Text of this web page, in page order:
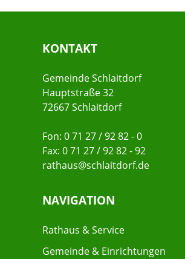
KONTAKT
Gemeinde Schlaitdorf
Hauptstraße 32
72667 Schlaitdorf
Fon: 0 71 27 / 92 82 - 0
Fax: 0 71 27 / 92 82 - 92
rathaus@schlaitdorf.de
NAVIGATION
Rathaus & Service
Gemeinde & Einrichtungen